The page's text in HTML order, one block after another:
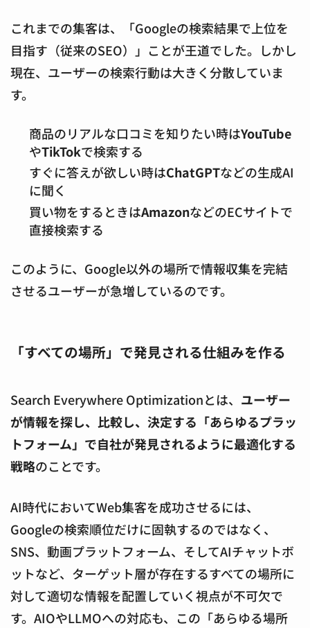
これまでの集客は、「Googleの検索結果で上位を
目指す（従来のSEO）」ことが王道でした。しかし
現在、ユーザーの検索行動は大きく分散していま
す。
商品のリアルな口コミを知りたい時はYouTube
やTikTokで検索する
すぐに答えが欲しい時はChatGPTなどの生成AI
に聞く
買い物をするときはAmazonなどのECサイトで
直接検索する
このように、Google以外の場所で情報収集を完結
させるユーザーが急増しているのです。
「すべての場所」で発見される仕組みを作る
Search Everywhere Optimizationとは、 ユーザー
が情報を探し、比較し、決定する「あらゆるプラッ
トフォーム」で自社が発見されるように最適化する
戦略のことです。
AI時代においてWeb集客を成功させるには、
Googleの検索順位だけに固執するのではなく、
SNS、動画プラットフォーム、そしてAIチャットボ
ットなど、ターゲット層が存在するすべての場所に
対して適切な情報を配置していく視点が不可欠で
す。AIOやLLMOへの対応も、この「あらゆる場所